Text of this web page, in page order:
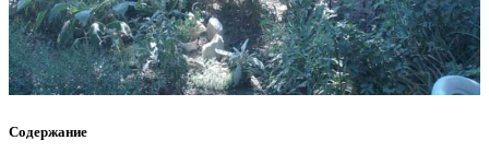
Содержание